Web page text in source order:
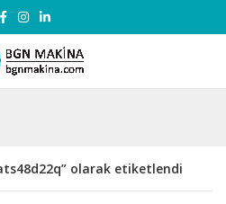
olarak etiketlendi